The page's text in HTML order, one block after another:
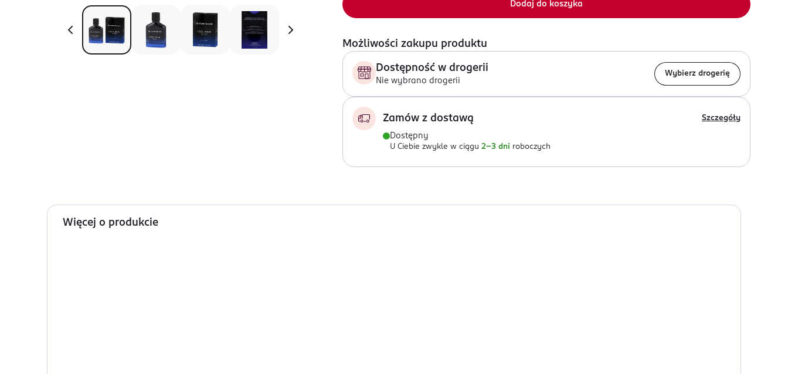
Dodaj do koszyka
Możliwości zakupu produktu
Dostępność w drogerii
Nie wybrano drogerii
Wybierz drogerię
Zamów z dostawą Szczegóły
Dostępny
U Ciebie zwykle w ciągu 2-3 dni roboczych
Więcej o produkcie